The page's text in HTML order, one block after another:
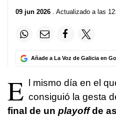
09 jun 2026 . Actualizado a las
Añade a La Voz de Galicia en
E l mismo día en el
consiguió la gesta
final de un playoffde